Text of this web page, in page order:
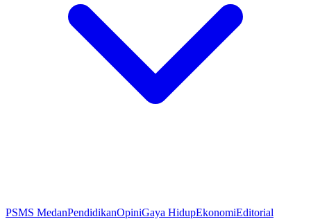
PSMS MedanPendidikanOpiniGaya HidupEkonomiEditorial